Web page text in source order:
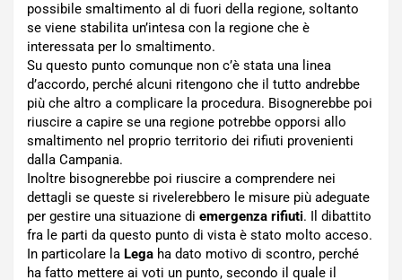
possibile smaltimento al di fuori della regione, soltanto
se viene stabilita un’intesa con la regione che è
interessata per lo smaltimento.
Su questo punto comunque non c’è stata una linea
d’accordo, perché alcuni ritengono che il tutto andrebbe
più che altro a complicare la procedura. Bisognerebbe poi
riuscire a capire se una regione potrebbe opporsi allo
smaltimento nel proprio territorio dei rifiuti provenienti
dalla Campania.
Inoltre bisognerebbe poi riuscire a comprendere nei
dettagli se queste si rivelerebbero le misure più adeguate
per gestire una situazione di emergenza rifiuti. Il dibattito
fra le parti da questo punto di vista è stato molto acceso.
In particolare la Lega ha dato motivo di scontro, perché
ha fatto mettere ai voti un punto, secondo il quale il